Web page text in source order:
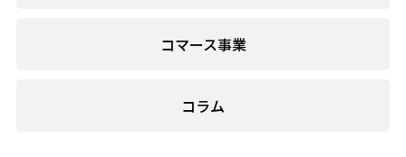
コマース事業
コラム